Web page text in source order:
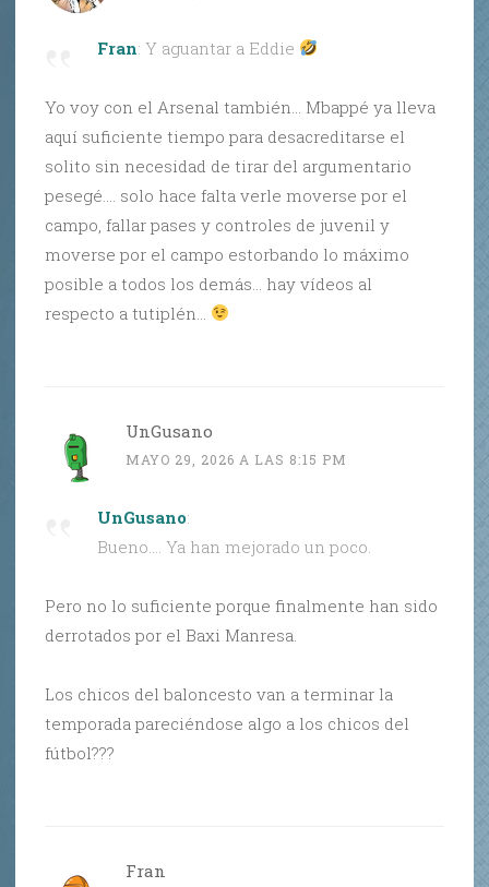
Fran: Y aguantar a Eddie
Yo voy con el Arsenal también… Mbappé ya lleva
aquí suficiente tiempo para desacreditarse el
solito sin necesidad de tirar del argumentario
pesegé…. solo hace falta verle moverse por el
campo, fallar pases y controles de juvenil y
moverse por el campo estorbando lo máximo
posible a todos los demás… hay vídeos al
respecto a tutiplén…
UnGusano
MAYO 29, 2026 A LAS 8:15 PM
UnGusano:
Bueno…. Ya han mejorado un poco.
Pero no lo suficiente porque finalmente han sido
derrotados por el Baxi Manresa.
Los chicos del baloncesto van a terminar la
temporada pareciéndose algo a los chicos del
fútbol???
Fran